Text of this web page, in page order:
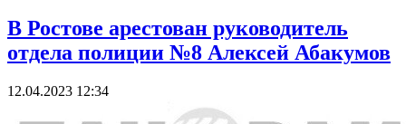
В Ростове арестован руководитель
отдела полиции №8 Алексей Абакумов
12.04.2023 12:34